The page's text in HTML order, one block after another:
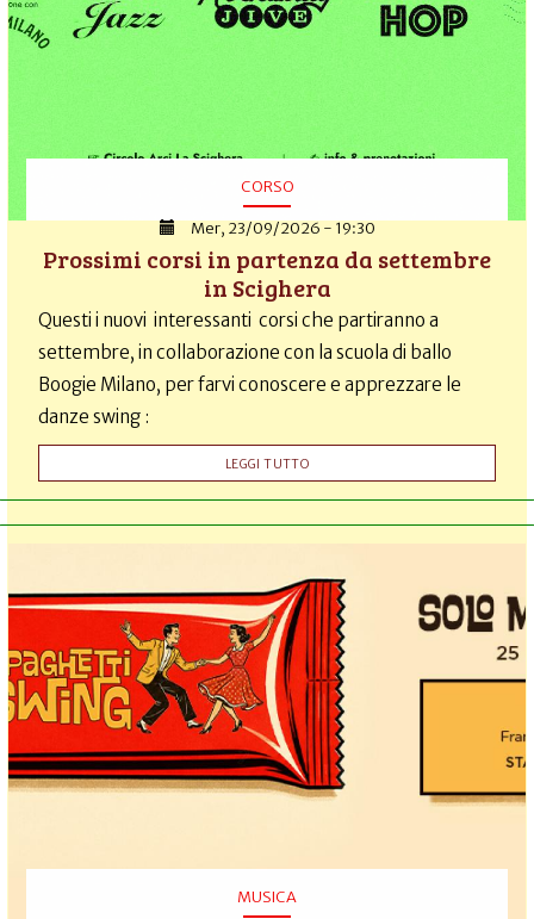
CORSO
Mer, 23/09/2026 - 19:30
Prossimi corsi in partenza da settembre
in Scighera
Questi i nuovi interessanti corsi che partiranno a
settembre, in collaborazione con la scuola di ballo
Boogie Milano, per farvi conoscere e apprezzare le
danze swing :
LEGGI TUTTO
MUSICA